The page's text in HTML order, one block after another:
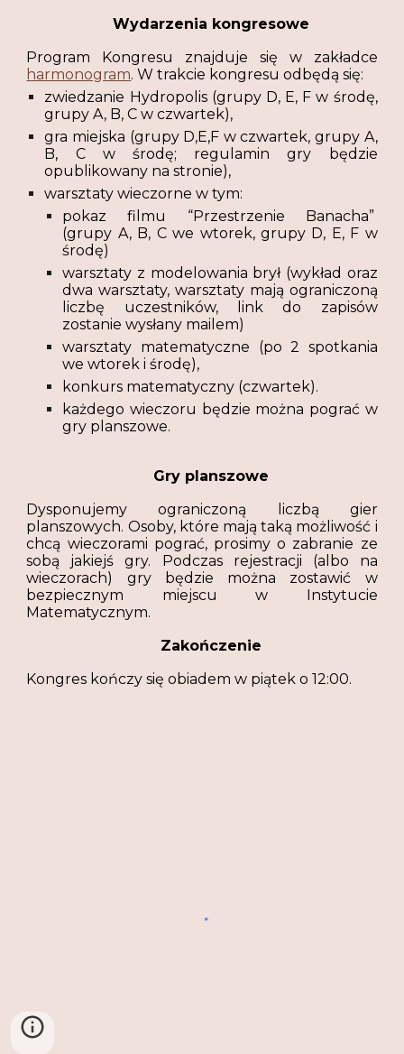
Wydarzenia kongresowe
Program Kongresu znajduje się w zakładce
harmonogram. W trakcie kongresu odbędą się:
zwiedzanie Hydropolis (grupy D, E, F w środę,
grupy A, B, C w czwartek),
gra miejska (grupy D,E,F w czwartek, grupy A,
B, C w środę; regulamin gry będzie
opublikowany na stronie),
warsztaty wieczorne w tym:
pokaz filmu “Przestrzenie Banacha”
(grupy A, B, C we wtorek, grupy D, E, F w
środę)
warsztaty z modelowania brył (wykład oraz
dwa warsztaty, warsztaty mają ograniczoną
liczbę uczestników, link do zapisów
zostanie wysłany mailem)
warsztaty matematyczne (po 2 spotkania
we wtorek i środę),
konkurs matematyczny (czwartek).
każdego wieczoru będzie można pograć w
gry planszowe.
Gry planszowe
Dysponujemy ograniczoną liczbą gier
planszowych. Osoby, które mają taką możliwość i
chcą wieczorami pograć, prosimy o zabranie ze
sobą jakiejś gry. Podczas rejestracji (albo na
wieczorach) gry będzie można zostawić w
bezpiecznym miejscu w Instytucie
Matematycznym.
Zakończenie
Kongres kończy się obiadem w piątek o 12:00.